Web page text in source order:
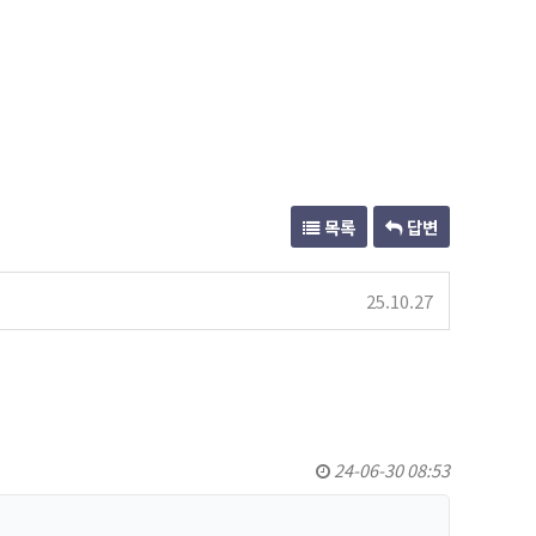
목록 답변
25.10.27
24-06-30 08:53